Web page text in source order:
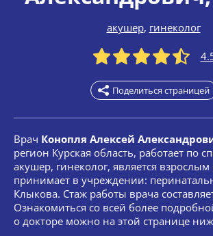
акушер, гинеколог
Поделиться страницей
Врач Конопля Алексей
регион Курская область, работает по
акушер, гинеколог, является
принимает в учреждении:
Клыкова. Стаж работы врача
Ознакомиться со всей более
о докторе можно на этой странице